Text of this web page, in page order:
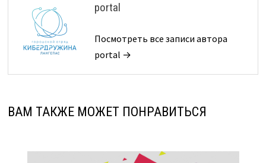
portal
Посмотреть все записи автора
portal →
ВАМ ТАКЖЕ МОЖЕТ ПОНРАВИТЬСЯ